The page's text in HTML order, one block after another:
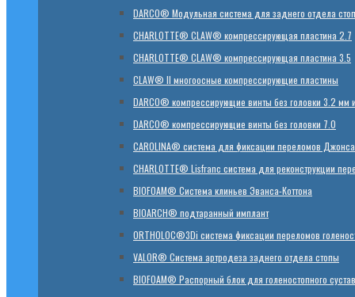
DARCO® Модульная система для заднего отдела
CHARLOTTE® CLAW® компрессирующая пластина 2.7
CHARLOTTE® CLAW® компрессирующая пластина 3.5
CLAW® II многоосные компрессирующие пластины
DARCO® компрессирующие винты без головки 3.2 мм
DARCO® компрессирующие винты без головки 7.0
CAROLINA® система для фиксации переломов Джонса
CHARLOTTE® Lisfranc система для реконструкции
BIOFOAM® Система клиньев Эванса-Коттона
BIOARCH® подтаранный имплант
ORTHOLOC®3Di система фиксации переломов
VALOR® Система артродеза заднего отдела стопы
BIOFOAM® Распорный блок для голеностопного